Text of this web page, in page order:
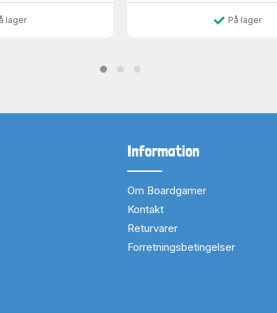
lager På lager
Information
Om Boardgamer
Kontakt
Returvarer
Forretningsbetingelser